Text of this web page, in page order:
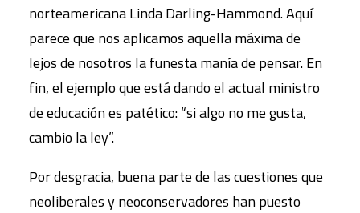
norteamericana Linda Darling-Hammond. Aquí
parece que nos aplicamos aquella máxima de
lejos de nosotros la funesta manía de pensar. En
fin, el ejemplo que está dando el actual ministro
de educación es patético: “si algo no me gusta,
cambio la ley”.
Por desgracia, buena parte de las cuestiones que
neoliberales y neoconservadores han puesto